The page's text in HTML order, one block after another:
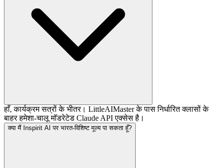
हाँ, कार्यक्रम सत्रों के भीतर। LittleAIMaster के पास निर्धारित क्लासों के
बाहर हमेशा-चालू मॉडरेटेड Claude API एक्सेस है।
क्या मैं Inspirit AI पर भारत-विशिष्ट मूल्य पा सकता हूँ?